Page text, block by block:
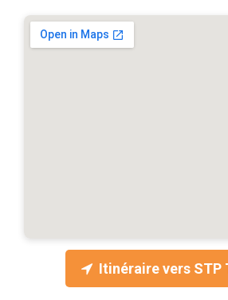
Itinéraire vers STP